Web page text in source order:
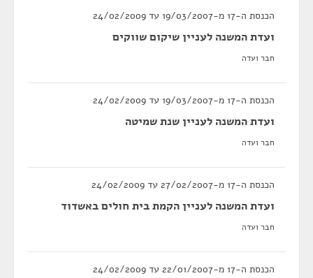
הכנסת ה-17 מ-19/03/2007 עד 24/02/2009
ועדת המשנה לעניין שיקום שווקים
חבר ועדה
הכנסת ה-17 מ-19/03/2007 עד 24/02/2009
ועדת המשנה לעניין שנת שמיטה
חבר ועדה
הכנסת ה-17 מ-27/02/2007 עד 24/02/2009
ועדת המשנה לעניין הקמת בית חולים באשדוד
חבר ועדה
הכנסת ה-17 מ-22/01/2007 עד 24/02/2009